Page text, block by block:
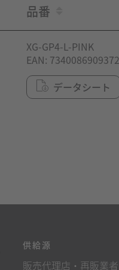
品番
XG-GP4-L-PINK
EAN: 7340086909372
データシート
供給源
販売代理店・再販業者